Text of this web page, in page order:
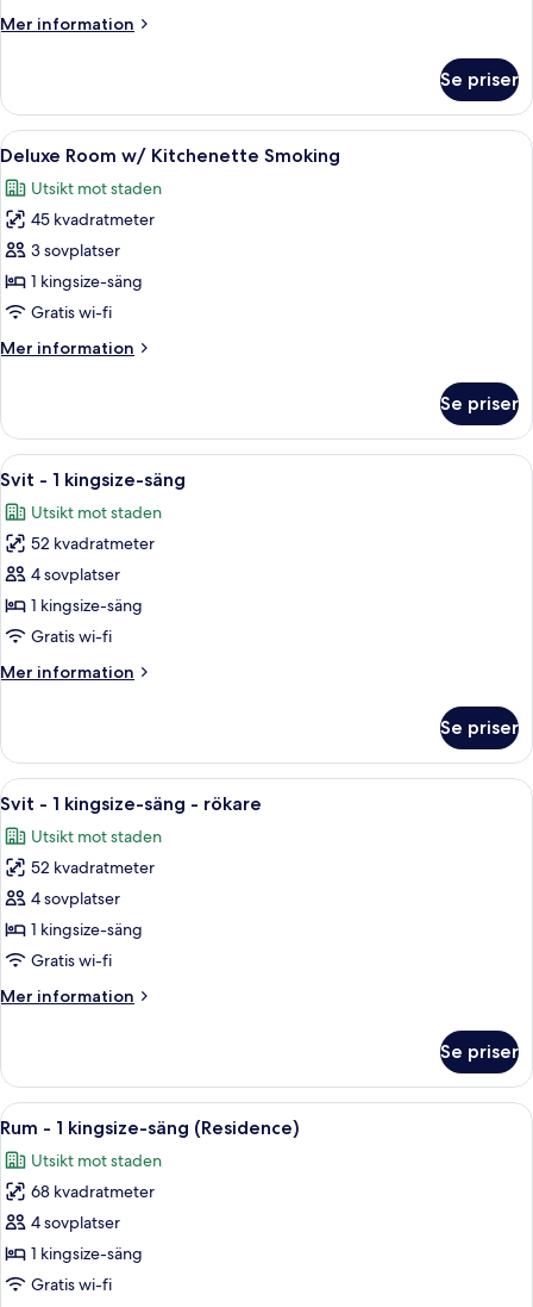
kingsize-
pentry
Mer information
Mer
rum
1
säng
Se priser
Öppna
alla
foton
för
Deluxe
Room
w/
Smoking
En snyggt bäddad säng med vita
5
Deluxe Room w/ Kitchenette Smoking
Utsikt mot staden
45 kvadratmeter
3 sovplatser
1 kingsize-säng
Gratis wi-fi
Mer information
Mer
Room
w/
Kitchenette
Se priser
Öppna
alla
foton
för
Svit
-
1
säng
Ett hotellrum med en säng, ett
7
Svit - 1 kingsize-säng
Utsikt mot staden
52 kvadratmeter
4 sovplatser
1 kingsize-säng
Gratis wi-fi
Mer information
Mer
-
kingsize-
Se priser
Öppna
alla
foton
för
Svit
-
1
säng
Ett hotellrum med en säng, ett
7
Svit - 1 kingsize-säng - rökare
Utsikt mot staden
52 kvadratmeter
4 sovplatser
1 kingsize-säng
Gratis wi-fi
Mer information
Mer
-
kingsize-
-
rökare
Se priser
Öppna
alla
foton
för
Rum
-
1
Ett modernt kök med en central
5
Rum - 1 kingsize-säng (Residence)
Utsikt mot staden
68 kvadratmeter
4 sovplatser
1 kingsize-säng
Gratis wi-fi